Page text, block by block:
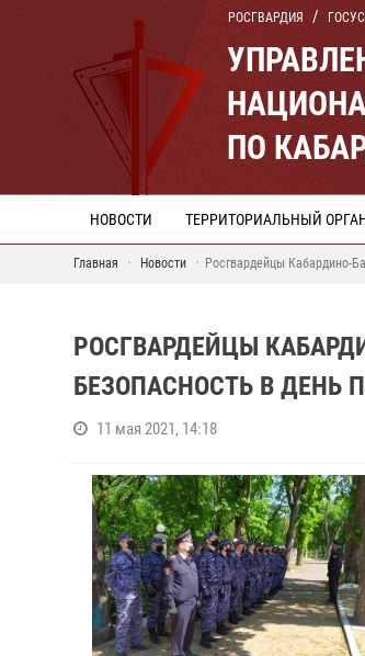
РОСГВАРДИЯ
ПО
НОВОСТИ ТЕРРИТОРИАЛЬНЫЙ
Главная Новости Росгвардейцы Кабардино-
РОСГВАРДЕЙЦЫ
БЕЗОПАСНОСТЬ В ДЕНЬ
11 мая 2021, 14:18